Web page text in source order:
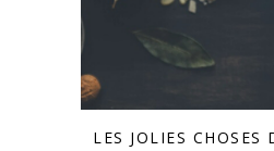
LES JOLIES CHOSES